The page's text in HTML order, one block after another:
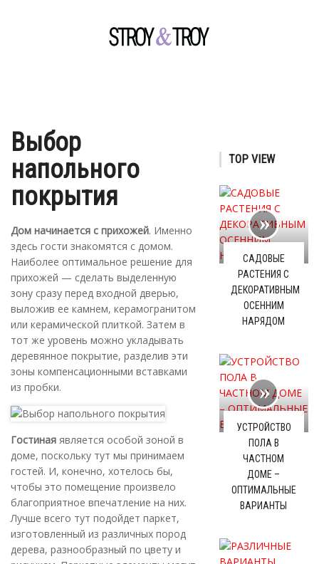
Выбор
напольного
покрытия
Дом начинается с прихожей. Именно
здесь гости знакомятся с домом.
Наиболее оптимальное решение для
прихожей — сделать выделенную
зону сразу перед входной дверью,
выложив ее камнем, керамогранитом
или керамической плиткой. Затем в
тот же уровень можно укладывать
деревянное покрытие, разделив эти
зоны компенсационными вставками
из пробки.
Гостиная является особой зоной в
доме, поскольку тут мы принимаем
гостей. И, конечно, хотелось бы,
чтобы это помещение произвело
благоприятное впечатление на них.
Лучше всего тут подойдет паркет,
изготовленный из различных пород
дерева, разнообразный по цвету и
TOP VIEW
САДОВЫЕ
РАСТЕНИЯ С
ДЕКОРАТИВНЫМ
ОСЕННИМ
НАРЯДОМ
УСТРОЙСТВО
ПОЛА В
ЧАСТНОМ
ДОМЕ –
ОПТИМАЛЬНЫЕ
ВАРИАНТЫ